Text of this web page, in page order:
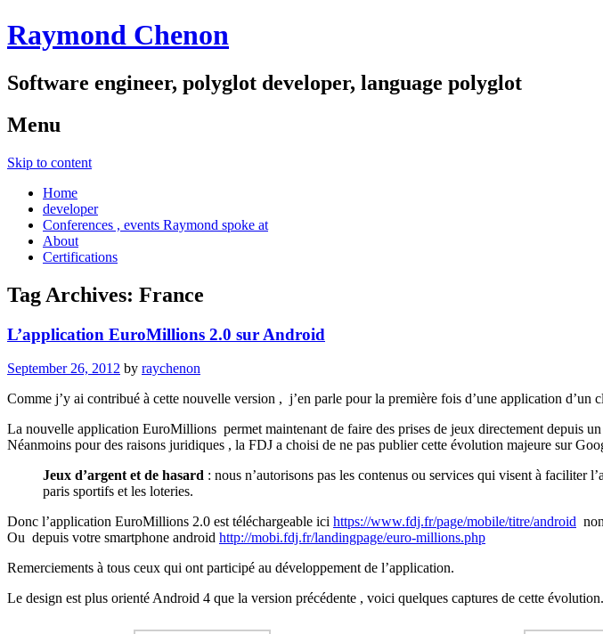
Raymond Chenon
Software engineer, polyglot developer, language polyglot
Menu
Skip to content
Home
developer
Conferences , events Raymond spoke at
About
Certifications
Tag Archives: France
L’application EuroMillions 2.0 sur Android
September 26, 2012 by raychenon
Comme j’y ai contribué à cette nouvelle version , j’en parle pour la première fois d’une application d’un
La nouvelle application EuroMillions permet maintenant de faire des prises de jeux directement depuis
Néanmoins pour des raisons juridiques , la FDJ a choisi de ne pas publier cette évolution majeure sur
Jeux d’argent et de hasard : nous n’autorisons pas les contenus ou services qui visent à faciliter
paris sportifs et les loteries.
Donc l’application EuroMillions 2.0 est téléchargeable ici https://www.fdj.fr/page/mobile/titre/android
Ou depuis votre smartphone android http://mobi.fdj.fr/landingpage/euro-millions.php
Remerciements à tous ceux qui ont participé au développement de l’application.
Le design est plus orienté Android 4 que la version précédente , voici quelques captures de cette évolution.